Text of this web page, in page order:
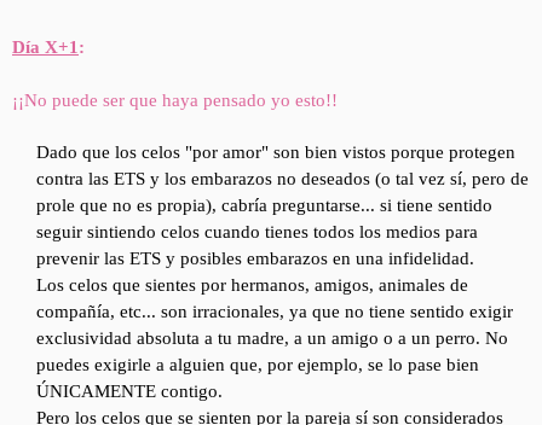
Día X+1 :
¡¡No puede ser que haya pensado yo esto!!
Dado que los celos "por amor" son bien vistos porque protegen
contra las ETS y los embarazos no deseados (o tal vez sí, pero de
prole que no es propia), cabría preguntarse... si tiene sentido
seguir sintiendo celos cuando tienes todos los medios para
prevenir las ETS y posibles embarazos en una infidelidad.
Los celos que sientes por hermanos, amigos, animales de
compañía, etc... son irracionales, ya que no tiene sentido exigir
exclusividad absoluta a tu madre, a un amigo o a un perro. No
puedes exigirle a alguien que, por ejemplo, se lo pase bien
ÚNICAMENTE contigo.
Pero los celos que se sienten por la pareja sí son considerados